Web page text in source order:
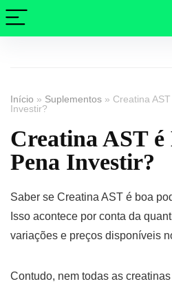
Início » Suplementos » Creatina
Investir?
Creatina AST é
Pena Investir?
Saber se Creatina AST é boa
Isso acontece por conta da
variações e preços disponíveis
Contudo, nem todas as